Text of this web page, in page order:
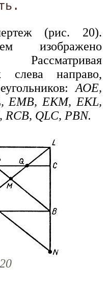
(рис. 20).
изображено
слева направо,
АОЕ,
ЕМВ, ЕКМ, EKL,
QLC, PBN.